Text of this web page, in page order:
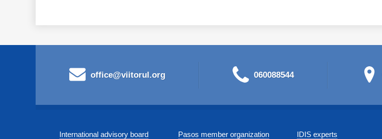
office@viitorul.org 060088544
International advisory board Pasos member organization IDIS experts